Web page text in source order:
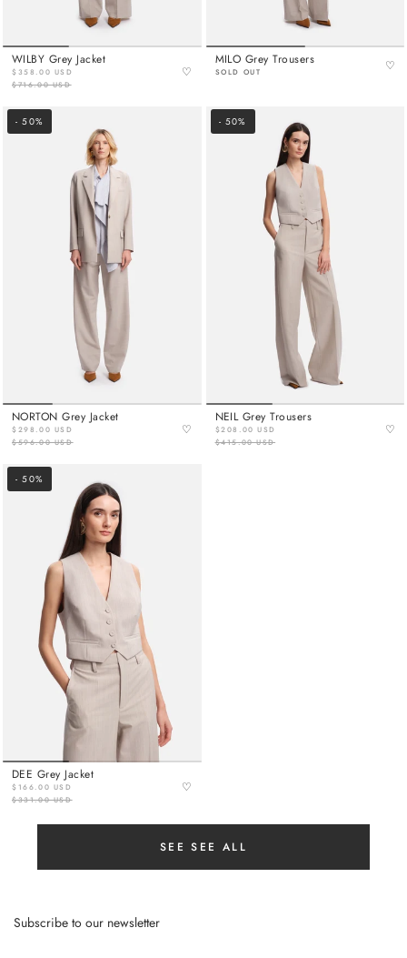
WILBY Grey Jacket
$358.00 USD
$716.00 USD
♡
MILO Grey Trousers
SOLD OUT ♡
NORTON Grey Jacket
$298.00 USD
$596.00 USD
♡
- 50%
NEIL Grey Trousers
$208.00 USD
$415.00 USD
♡
- 50%
DEE Grey Jacket
$166.00 USD
$331.00 USD
♡
- 50%
SEE SEE ALL
Subscribe to our newsletter